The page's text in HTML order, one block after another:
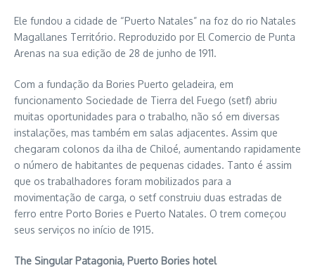
Ele fundou a cidade de “Puerto Natales” na foz do rio Natales
Magallanes Território. Reproduzido por El Comercio de Punta
Arenas na sua edição de 28 de junho de 1911.
Com a fundação da Bories Puerto geladeira, em
funcionamento Sociedade de Tierra del Fuego (setf) abriu
muitas oportunidades para o trabalho, não só em diversas
instalações, mas também em salas adjacentes. Assim que
chegaram colonos da ilha de Chiloé, aumentando rapidamente
o número de habitantes de pequenas cidades. Tanto é assim
que os trabalhadores foram mobilizados para a
movimentação de carga, o setf construiu duas estradas de
ferro entre Porto Bories e Puerto Natales. O trem começou
seus serviços no início de 1915.
The Singular Patagonia, Puerto Bories hotel